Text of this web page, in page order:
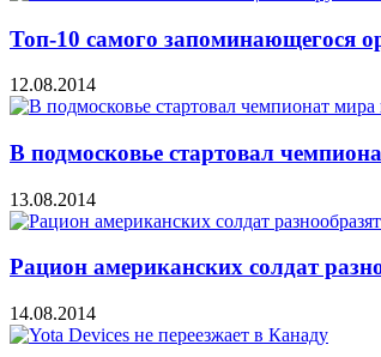
Топ-10 самого запоминающегося
12.08.2014
В подмосковье стартовал
13.08.2014
Рацион американских солдат
14.08.2014